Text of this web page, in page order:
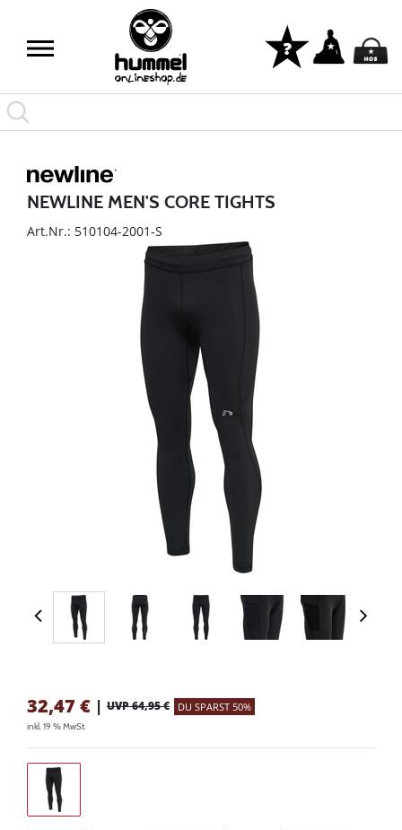
NEWLINE MEN'S CORE TIGHTS
Art.Nr.: 510104-2001-S
32,47 € | UVP 64,95 € DU SPARST 50%
inkl. 19 % MwSt.